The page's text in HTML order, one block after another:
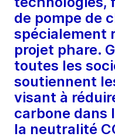
de pompe de
spécialement
projet phare.
toutes les
soutiennent
visant à
carbone dans
la neutralité